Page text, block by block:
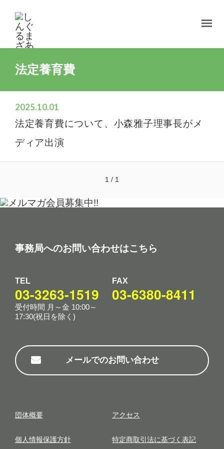
法定養育費
2025.10.01
法定養育費について、小森雅子理事長がメ
ディア出演
1 / 1
事務局へのお問い合わせはこちら
TEL
03-3263-1519
受付時間 月～金 10:00～
17:30(祝日を除く)
FAX
03-6380-8411
メールでのお問い合わせ
団体概要 アクセス
個⼈情報保護⽅針 特定商取引法に基づく表記